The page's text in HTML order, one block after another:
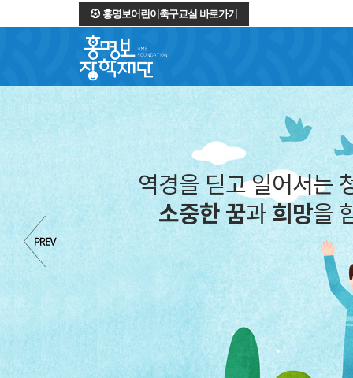
홍명보어린이축구교실 바로가기
역경을 딛고 일어서는
소중한 꿈과희망을